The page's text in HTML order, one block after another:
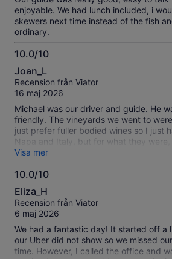
enjoyable. We had lunch included, i
skewers next time instead of the fish
ordinary.
10.0/10
10.0
av
10
Joan_L
Recension från Viator
16 maj 2026
Michael was our driver and guide. He
friendly. The vineyards we went to
just prefer fuller bodied wines so I just
Napa and Italy, but for what they
fantastic and wines were good. The
only complaint is the legroom on the
uncomfortable for the amount of time
Visa mer
10.0/10
10.0
av
10
Eliza_H
Recension från Viator
6 maj 2026
We had a fantastic day! It started off a
our Uber did not show so we missed
time. However, I called the office and